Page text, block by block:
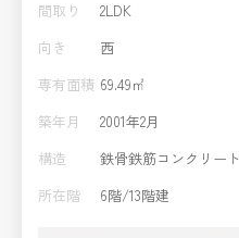
間取り
2LDK
向き
西
専有面積 69.49㎡
築年月
2001年2月
構造
鉄骨鉄筋コンクリート
所在階
6階/13階建